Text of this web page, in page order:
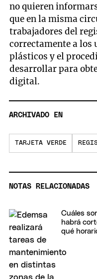
no quieren
que en la misma
trabajadores del
correctamente a los
plásticos y el
desarrollar para
digital.
ARCHIVADO EN
TARJETA VERDE
NOTAS RELACIONADAS
Cuáles
habrá
qué